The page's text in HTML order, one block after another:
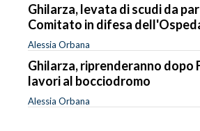
Ghilarza, levata di scudi da
Comitato in difesa
Alessia Orbana
Ghilarza, riprenderanno dopo
lavori al bocciodromo
Alessia Orbana